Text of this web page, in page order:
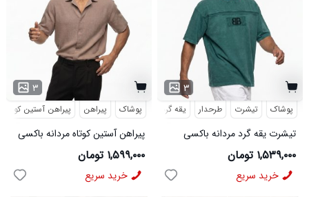
۳
پوشاک پیراهن پیراهن آستین کوتاه
پیراهن آستین کوتاه مردانه باکسی
ساده لینن کرم مدل 50943
۱,۵۹۹,۰۰۰ تومان
خرید سریع
۳
پوشاک تیشرت طرحدار یقه گرد
تیشرت یقه گرد مردانه باکسی
طرحدار مچینست سبز
Balenciaga مدل 50944
۱,۵۳۹,۰۰۰ تومان
خرید سریع